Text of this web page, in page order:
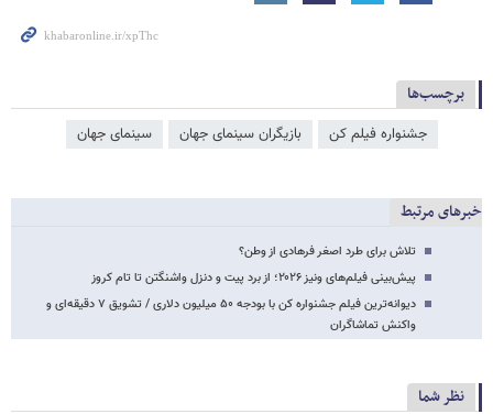
برچسب‌ها
جشنواره فیلم کن بازیگران سینمای جهان سینمای جهان
خبرهای مرتبط
تلاش برای طرد اصغر فرهادی از وطن؟
پیش‌بینی فیلم‌های ونیز ۲۰۲۶؛ از برد پیت و دنزل واشنگتن تا تام کروز
دیوانه‌ترین فیلم جشنواره کن با بودجه ۵۰ میلیون دلاری / تشویق ۷ دقیقه‌ای و
واکنش تماشاگران
نظر شما